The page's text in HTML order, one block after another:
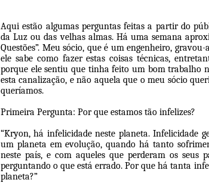
Aqui estão algumas perguntas feitas a partir do
da Luz ou das velhas almas. Há uma semana
Questões”. Meu sócio, que é um engenheiro,
ele sabe como fazer estas coisas técnicas,
porque ele sentiu que tinha feito um bom trabalho
esta canalização, e não aquela que o meu sócio
queríamos.
Primeira Pergunta: Por que estamos tão infelizes?
“Kryon, há infelicidade neste planeta. Infelicidade
um planeta em evolução, quando há tanto
neste país, e com aqueles que perderam os seus
perguntando o que está errado. Por que há tanta
planeta?”